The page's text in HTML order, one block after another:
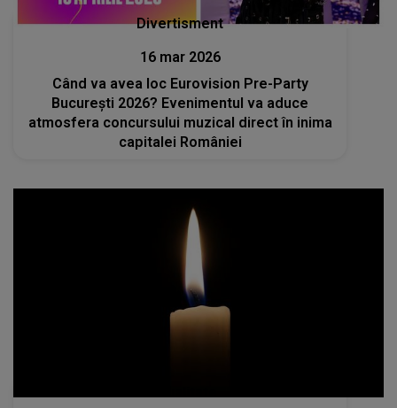
Divertisment
16 mar 2026
Când va avea loc Eurovision Pre-Party
București 2026? Evenimentul va aduce
atmosfera concursului muzical direct în inima
capitalei României